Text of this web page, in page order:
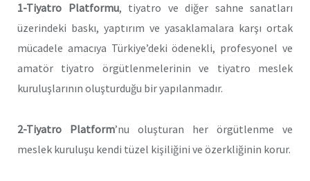
1-Tiyatro Platformu, tiyatro ve diğer sahne sanatları
üzerindeki baskı, yaptırım ve yasaklamalara karşı ortak
mücadele amacıya Türkiye’deki ödenekli, profesyonel ve
amatör tiyatro örgütlenmelerinin ve tiyatro meslek
kuruluşlarının oluşturduğu bir yapılanmadır.
2-Tiyatro Platform’nu oluşturan her örgütlenme ve
meslek kuruluşu kendi tüzel kişiliğini ve özerkliğinin korur.